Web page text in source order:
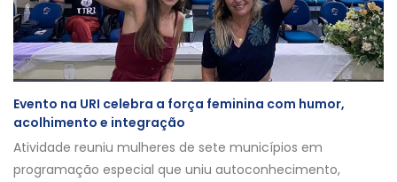
Evento na URI celebra a força feminina com humor,
acolhimento e integração
Atividade reuniu mulheres de sete municípios em
programação especial que uniu autoconhecimento,